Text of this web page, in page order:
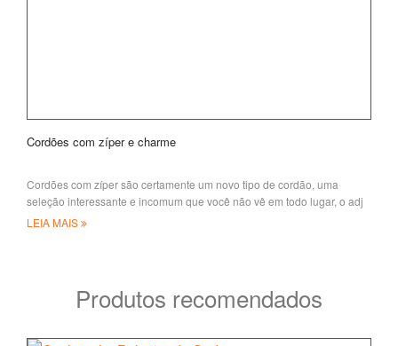
Cordões com zíper e charme
Cordões com zíper são certamente um novo tipo de cordão, uma
seleção interessante e incomum que você não vê em todo lugar, o adj
LEIA MAIS
Produtos recomendados